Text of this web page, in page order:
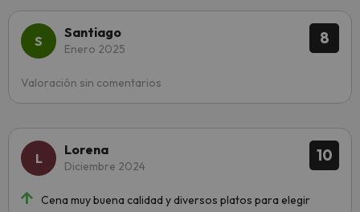
8
Santiago
Enero 2025
Valoración sin comentarios
10
Lorena
Diciembre 2024
Cena muy buena calidad y diversos platos para elegir